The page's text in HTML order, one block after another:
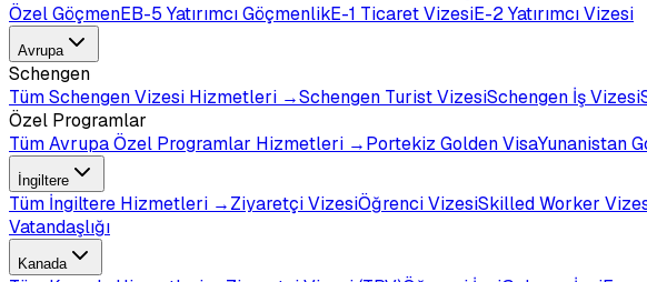
Özel GöçmenEB-5 Yatırımcı GöçmenlikE-1 Ticaret VizesiE-2 Yatırımcı Vizesi
Avrupa
Schengen
TümSchengen Vizesi Hizmetleri →Schengen Turist VizesiSchengen İş Vizesi
Özel Programlar
TümAvrupa Özel Programlar Hizmetleri →Portekiz Golden VisaYunanistan
İngiltere
Tüm İngiltere Hizmetleri →Ziyaretçi VizesiÖğrenci VizesiSkilled Worker
Vatandaşlığı
Kanada